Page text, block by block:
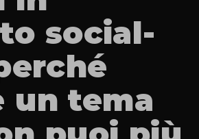
social-
un tema